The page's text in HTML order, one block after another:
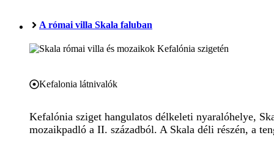
A római villa Skala faluban
Kefalonia látnivalók
Kefalónia sziget hangulatos délkeleti nyaralóhelye,
mozaikpadló a II. századból. A Skala déli részén, a